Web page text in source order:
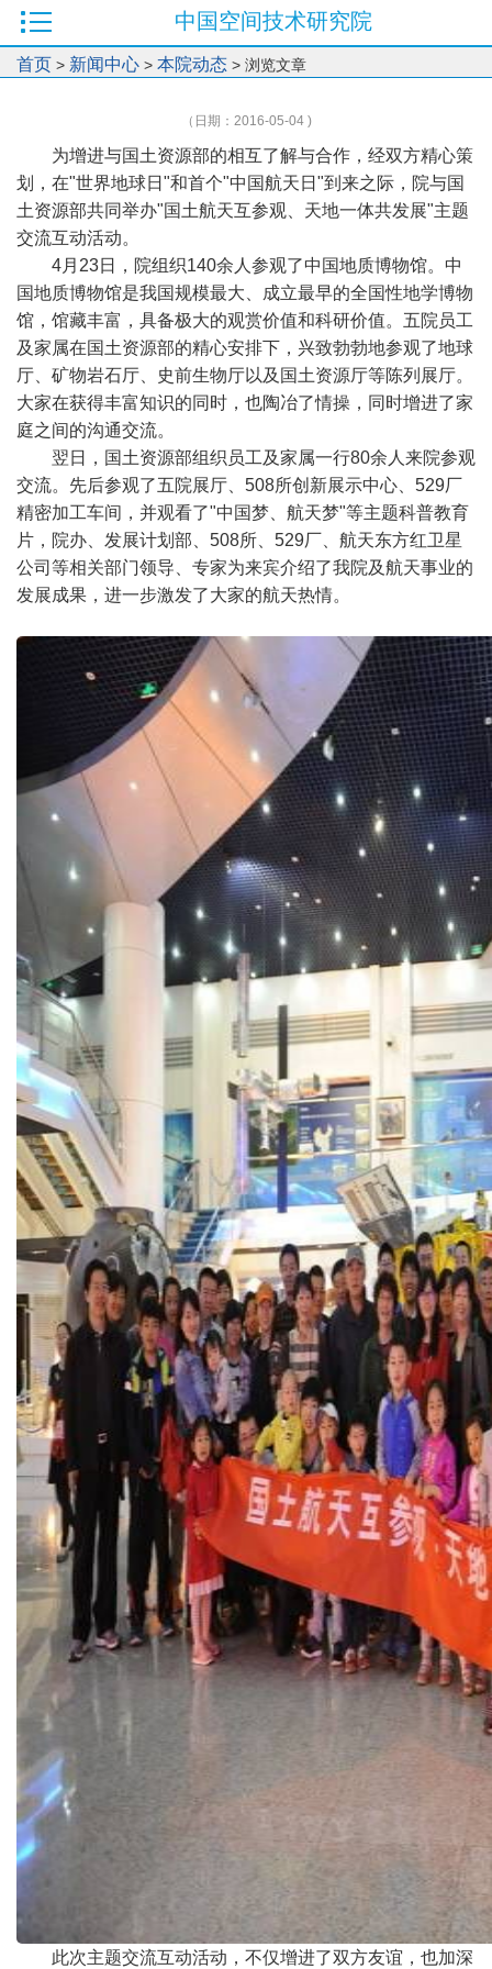
中国空间技术研究院
首页 > 新闻中心 > 本院动态 > 浏览文章
（日期：2016-05-04 )
为增进与国土资源部的相互了解与合作，经双方精心策
划，在"世界地球日"和首个"中国航天日"到来之际，院与国
土资源部共同举办"国土航天互参观、天地一体共发展"主题
交流互动活动。
4月23日，院组织140余人参观了中国地质博物馆。中
国地质博物馆是我国规模最大、成立最早的全国性地学博物
馆，馆藏丰富，具备极大的观赏价值和科研价值。五院员工
及家属在国土资源部的精心安排下，兴致勃勃地参观了地球
厅、矿物岩石厅、史前生物厅以及国土资源厅等陈列展厅。
大家在获得丰富知识的同时，也陶冶了情操，同时增进了家
庭之间的沟通交流。
翌日，国土资源部组织员工及家属一行80余人来院参观
交流。先后参观了五院展厅、508所创新展示中心、529厂
精密加工车间，并观看了"中国梦、航天梦"等主题科普教育
片，院办、发展计划部、508所、529厂、航天东方红卫星
公司等相关部门领导、专家为来宾介绍了我院及航天事业的
发展成果，进一步激发了大家的航天热情。
此次主题交流互动活动，不仅增进了双方友谊，也加深